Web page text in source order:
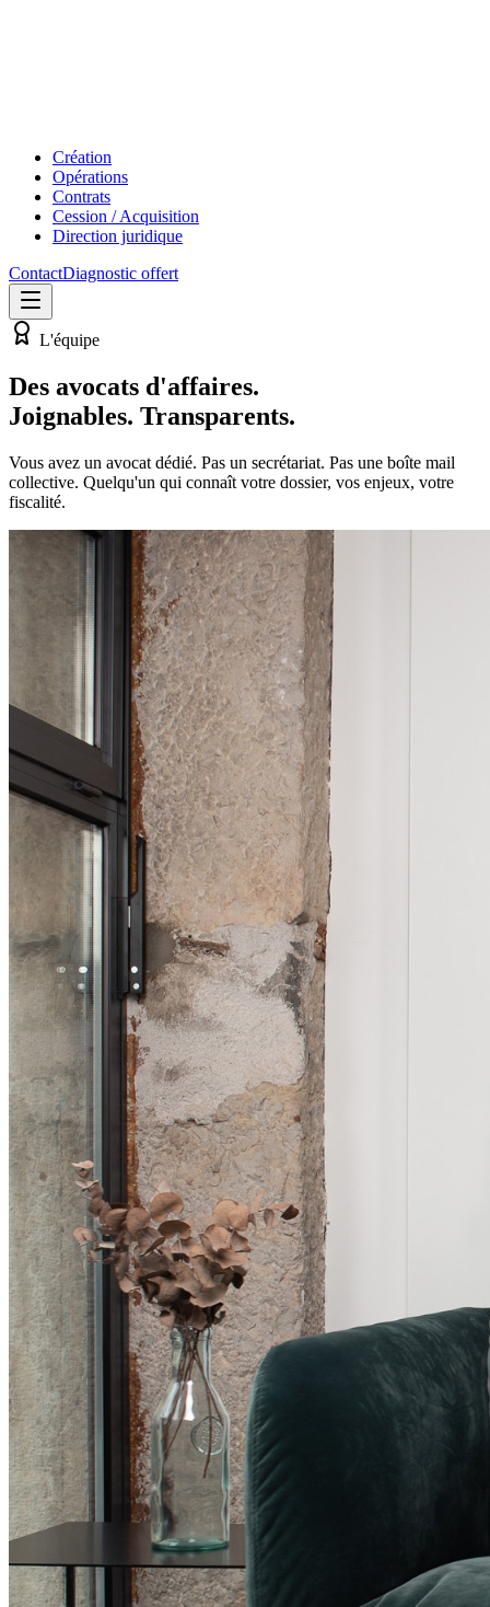
Création
Opérations
Contrats
Cession / Acquisition
Direction juridique
ContactDiagnostic offert
L'équipe
Des avocats d'affaires.
Joignables. Transparents.
Vous avez un avocat dédié. Pas un secrétariat. Pas une boîte mail
collective. Quelqu'un qui connaît votre dossier, vos enjeux, votre
fiscalité.